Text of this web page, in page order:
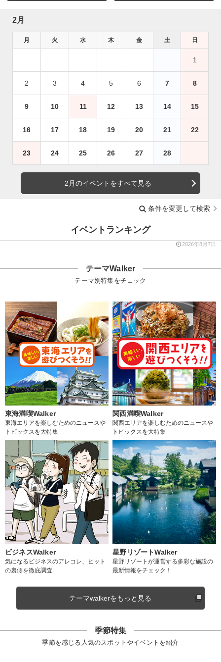
2月
月 火 水 木 金 土 日
1
2 3 4 5 6 7 8
9 10 11 12 13 14 15
16 17 18 19 20 21 22
23 24 25 26 27 28
2月のイベントをすべて見る
条件を変更して検索
イベントランキング
2026年8月7日
テーマWalker
テーマ別特集をチェック
東海満喫Walker
東海エリアを楽しむためのニュースや
トピックスを大特集
関西満喫Walker
関西エリアを楽しむためのニュースや
トピックスを大特集
ビジネスWalker
気になるビジネスのアレコレ、ヒット
の裏側を徹底調査
星野リゾートWalker
星野リゾートが運営する多彩な施設の
最新情報をチェック！
テーマwalkerをもっと見る
季節特集
季節を感じる人気のスポットやイベントを紹介